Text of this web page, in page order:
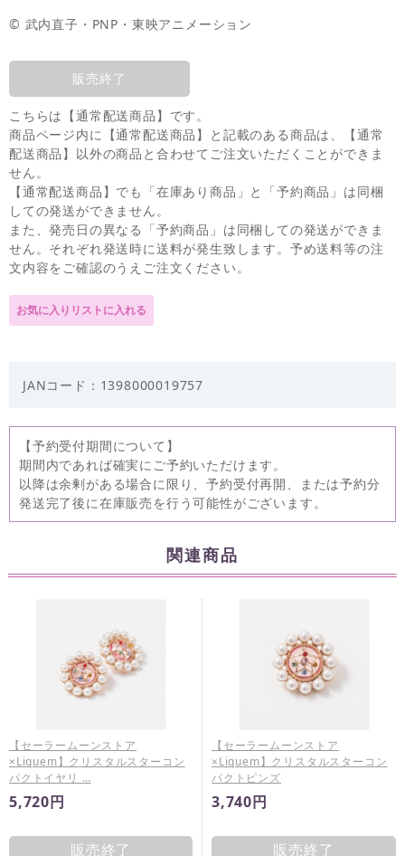
© 武内直子・PNP・東映アニメーション
販売終了
こちらは【通常配送商品】です。
商品ページ内に【通常配送商品】と記載のある商品は、【通常
配送商品】以外の商品と合わせてご注文いただくことができま
せん。
【通常配送商品】でも「在庫あり商品」と「予約商品」は同梱
しての発送ができません。
また、発売日の異なる「予約商品」は同梱しての発送ができま
せん。それぞれ発送時に送料が発生致します。予め送料等の注
文内容をご確認のうえご注文ください。
JANコード：1398000019757
【予約受付期間について】
期間内であれば確実にご予約いただけます。
以降は余剰がある場合に限り、予約受付再開、または予約分
発送完了後に在庫販売を行う可能性がございます。
関連商品
【セーラームーンストア
×Liquem】クリスタルスターコン
パクトイヤリ …
5,720円
販売終了
【セーラームーンストア
×Liquem】クリスタルスターコン
パクトピンズ
3,740円
販売終了